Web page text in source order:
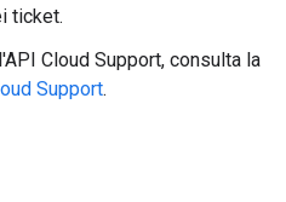
ticket.
Cloud Support, consulta la
Support.